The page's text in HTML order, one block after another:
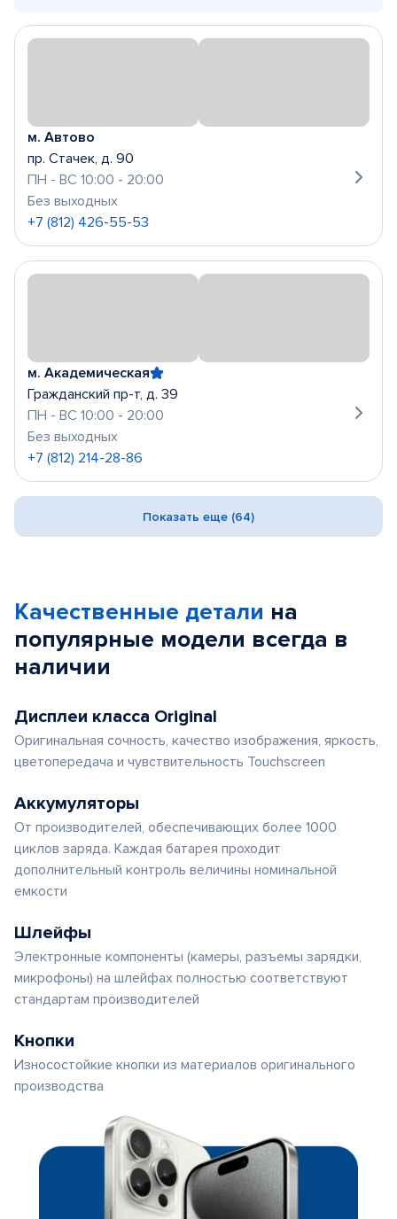
м. Автово
пр. Стачек, д. 90
ПН - ВС 10:00 - 20:00
Без выходных
+7 (812) 426-55-53
м. Академическая
Гражданский пр-т, д. 39
ПН - ВС 10:00 - 20:00
Без выходных
+7 (812) 214-28-86
Показать еще (64)
Качественные детали на
популярные модели всегда в
наличии
Дисплеи класса Original
Оригинальная сочность, качество изображения, яркость,
цветопередача и чувствительность Touchscreen
Аккумуляторы
От производителей, обеспечивающих более 1000
циклов заряда. Каждая батарея проходит
дополнительный контроль величины номинальной
емкости
Шлейфы
Электронные компоненты (камеры, разъемы зарядки,
микрофоны) на шлейфах полностью соответствуют
стандартам производителей
Кнопки
Износостойкие кнопки из материалов оригинального
производства